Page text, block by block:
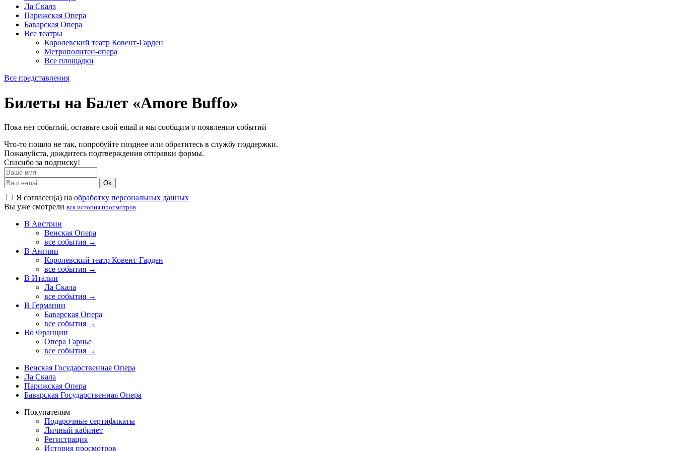
Ла Скала
Парижская Опера
Баварская Опера
Все театры
Королевский театр Ковент-Гарден
Метрополитен-опера
Все площадки
Все представления
Билеты на Балет «Amore Buffo»
Пока нет событий, оставьте свой email и мы сообщим о появлении событий
Что-то пошло не так, попробуйте позднее или обратитесь в службу поддержки.
Пожалуйста, дождитесь подтверждения отправки формы.
Спасибо за подписку!
Ok
Я согласен(а) на обработку персональных данных
Вы уже смотрели вся история просмотров
В Австрии
Венская Опера
все события →
В Англии
Королевский театр Ковент-Гарден
все события →
В Италии
Ла Скала
все события →
В Германии
Баварская Опера
все события →
Во Франции
Опера Гарнье
все события →
Венская Государственная Опера
Ла Скала
Парижская Опера
Баварская Государственная Опера
Покупателям
Подарочные сертификаты
Личный кабинет
Регистрация
История просмотров